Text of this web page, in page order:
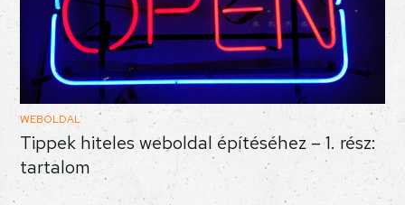
WEBOLDAL
Tippek hiteles weboldal építéséhez – 1. rész:
tartalom